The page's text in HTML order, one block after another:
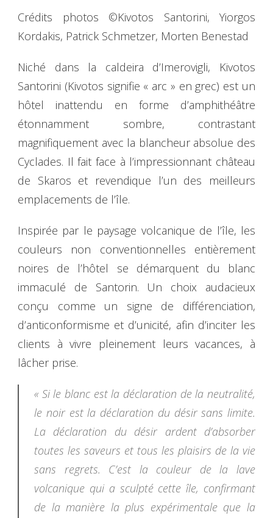
Crédits photos ©Kivotos Santorini, Yiorgos
Kordakis, Patrick Schmetzer, Morten Benestad
Niché dans la caldeira d’Imerovigli, Kivotos
Santorini (Kivotos signifie « arc » en grec) est un
hôtel inattendu en forme d’amphithéâtre
étonnamment sombre, contrastant
magnifiquement avec la blancheur absolue des
Cyclades. Il fait face à l’impressionnant château
de Skaros et revendique l’un des meilleurs
emplacements de l’île.
Inspirée par le paysage volcanique de l’île, les
couleurs non conventionnelles entièrement
noires de l’hôtel se démarquent du blanc
immaculé de Santorin. Un choix audacieux
conçu comme un signe de différenciation,
d’anticonformisme et d’unicité, afin d’inciter les
clients à vivre pleinement leurs vacances, à
lâcher prise.
« Si le blanc est la déclaration de la neutralité,
le noir est la déclaration du désir sans limite.
La déclaration du désir ardent d’absorber
toutes les saveurs et tous les plaisirs de la vie
sans regrets. C’est la couleur de la lave
volcanique qui a sculpté cette île, confirmant
de la manière la plus expérimentale que la